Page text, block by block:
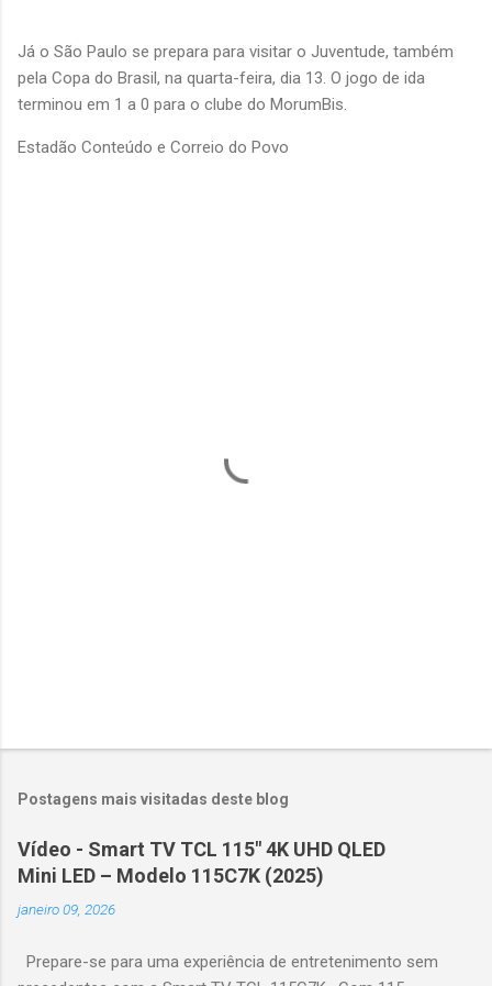
Já o São Paulo se prepara para visitar o Juventude, também
pela Copa do Brasil, na quarta-feira, dia 13. O jogo de ida
terminou em 1 a 0 para o clube do MorumBis.
Estadão Conteúdo e Correio do Povo
Postagens mais visitadas deste blog
Vídeo - Smart TV TCL 115" 4K UHD QLED
Mini LED – Modelo 115C7K (2025)
janeiro 09, 2026
Prepare-se para uma experiência de entretenimento sem